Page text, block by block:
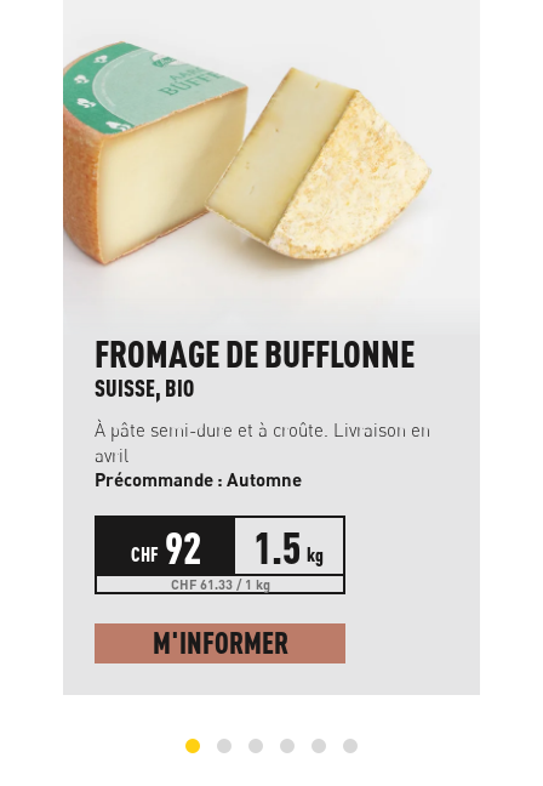
FROMAGE DE BUFFLONNE
SUISSE, BIO
À pâte semi-dure et à croûte. Livraison en
avril
Précommande : Automne
CHF 92 1.5 kg
CHF 61.33 / 1 kg
M'INFORMER